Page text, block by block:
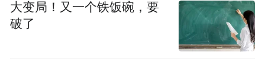
大变局！又一个铁饭碗，要
破了